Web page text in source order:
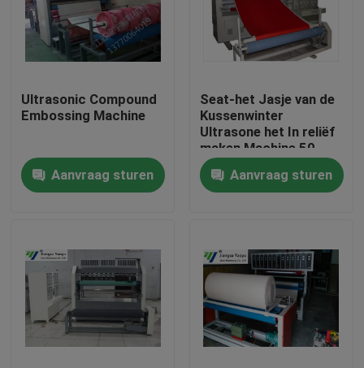
Huis
Ongeveer ons
Fabrieksreis
Ultrasonic Compound
Embossing Machine
Aanvraag sturen
Seat-het Jasje van de
Kussenwinter
Ultrasone het In reliëf
maken Machine 50-
1200m/H Snelheid
Aanvraag sturen